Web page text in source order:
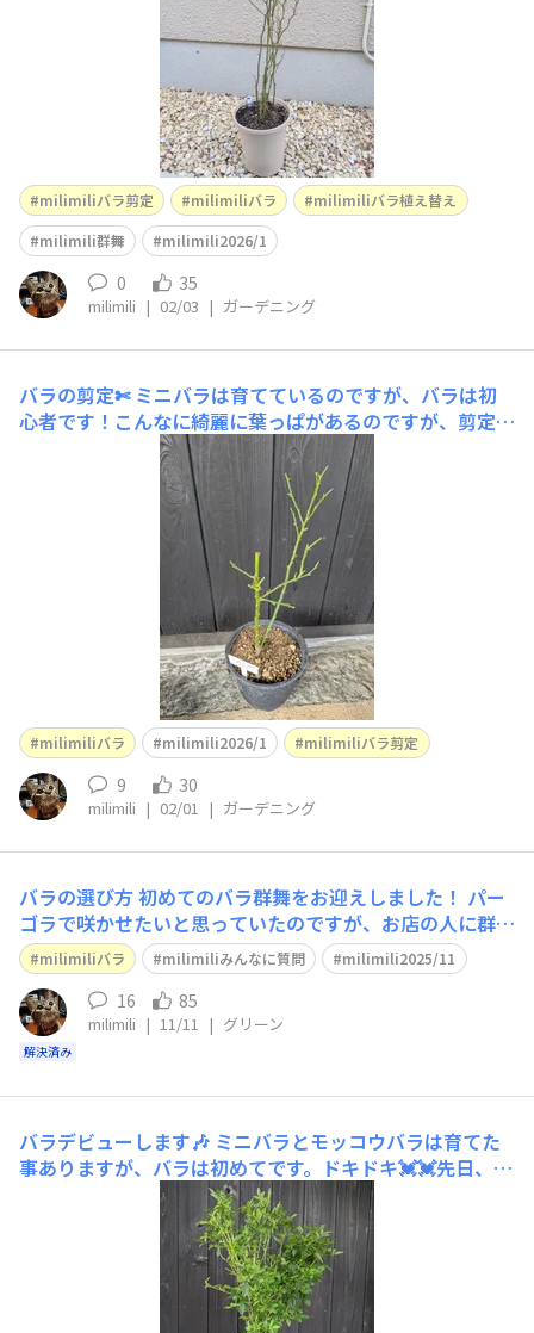
milimiliバラ剪定 milimiliバラ
milimiliバラ植え替え
milimili群舞
milimili2026/1
0 35
milimili | 02/03 | ガーデニング
バラの剪定✄ ミニバラは育てているのですが、バラは初
心者です！こんなに綺麗に葉っぱがあるのですが、剪定し
てみました✄こんな感じでいいでしょうか？植え替えもし
た方がいいですよね？ mahalo♡
milimiliバラ milimili2026/1 milimiliバラ剪定
9 30
milimili | 02/01 | ガーデニング
バラの選び方初めてのバラ群舞をお迎えしました！ パー
ゴラで咲かせたいと思っていたのですが、お店の人に群舞
はフェンスで広がるように咲かせるのが1番綺麗と言われ
ました。 そう言われるとフェンスで咲かせたくなりまし
た。 パーゴラの片方はモッコウバラにしようと思ってま
すが、もう片方はどんなバラがいいのでしょうか？ 初心
milimiliバラ milimiliみんなに質問 milimili2025/11
解決済み
16 85
milimili | 11/11 | グリーン
バラデビューします🎶 ミニバラとモッコウバラは育てた
事ありますが、バラは初めてです。ドキドキ💓💓先日、ド
ライフラワーアレンジのWSに行った時に先生に私のイメ
ージは“群舞“ですねって言われました。オススメのバラ
だそうです😉トゲも殆どなくツルが柔らかくて扱いやす
く、小さいピンクのバラがたくさん咲いて可愛いらしいで